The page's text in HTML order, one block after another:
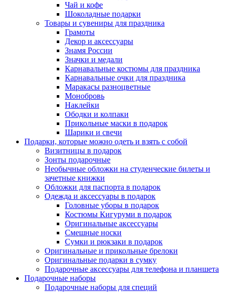
Чай и кофе
Шоколадные подарки
Товары и сувениры для праздника
Грамоты
Декор и аксессуары
Знамя России
Значки и медали
Карнавальные костюмы для праздника
Карнавальные очки для праздника
Маракасы разноцветные
Монобровь
Наклейки
Ободки и колпаки
Прикольные маски в подарок
Шарики и свечи
Подарки, которые можно одеть и взять с собой
Визитницы в подарок
Зонты подарочные
Необычные обложки на студенческие билеты и
зачетные книжки
Обложки для паспорта в подарок
Одежда и аксессуары в подарок
Головные уборы в подарок
Костюмы Кигуруми в подарок
Оригинальные аксессуары
Смешные носки
Сумки и рюкзаки в подарок
Оригинальные и прикольные брелоки
Оригинальные подарки в сумку
Подарочные аксессуары для телефона и планшета
Подарочные наборы
Подарочные наборы для специй